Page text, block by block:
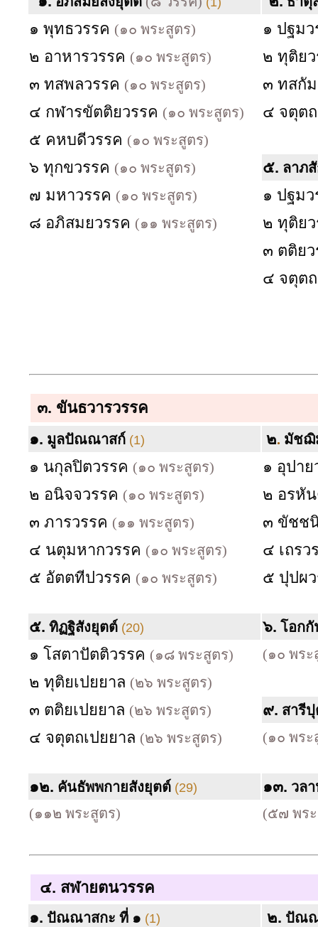
๑ พุทธวรรค (๑๐ พระสูตร)
๑ ปฐม
๒ อาหารวรรค (๑๐ พระสูตร)
๒ ทุติย
๓ ทสพลวรรค (๑๐ พระสูตร)
๓ ทสกั
๔ กฬารขัตติยวรรค (๑๐ พระสูตร)
๔ จตุต
๕ คหบดีวรรค (๑๐ พระสูตร)
๖ ทุกขวรรค (๑๐ พระสูตร) ๕. ลาภ
๗ มหาวรรค (๑๐ พระสูตร)
๑ ปฐม
๘ อภิสมยวรรค (๑๑ พระสูตร)
๒ ทุติย
๓ ตติย
๔ จตุต
๓. ขันธวารวรรค
๑. มูลปัณณาสก์ (1) ๒. มัช
๑ นกุลปิตวรรค (๑๐ พระสูตร)
๑ อุปา
๒ อนิจจวรรค (๑๐ พระสูตร)
๒ อรหั
๓ ภารวรรค (๑๑ พระสูตร)
๓ ขัชช
๔ นตุมหากวรรค (๑๐ พระสูตร)
๔ เถร
๕ อัตตทีปวรรค (๑๐ พระสูตร) ๕ ปุปผ
๕. ทิฏฐิสังยุตต์ (20) ๖. โอก
๑ โสตาปัตติวรรค (๑๘ พระสูตร) (๑๐ พระ
๒ ทุติยเปยยาล (๒๖ พระสูตร)
๓ ตติยเปยยาล (๒๖ พระสูตร) ๙. สารี
๔ จตุตถเปยยาล (๒๖ พระสูตร) (๑๐ พระ
๑๒. คันธัพพกายสังยุตต์ (29) ๑๓. วล
(๑๑๒ พระสูตร)
(๕๗ พร
๔. สฬายตนวรรค
๑. ปัณณาสกะ ที่ ๑ (1) ๒. ปัณ